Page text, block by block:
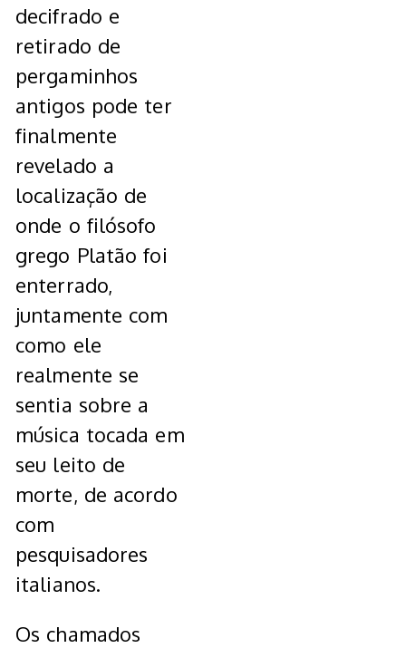
decifrado e
retirado de
pergaminhos
antigos pode ter
finalmente
revelado a
localização de
onde o filósofo
grego Platão foi
enterrado,
juntamente com
como ele
realmente se
sentia sobre a
música tocada em
seu leito de
morte, de acordo
com
pesquisadores
italianos.
Os chamados